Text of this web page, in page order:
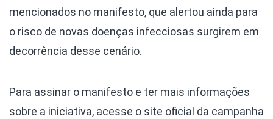
mencionados no manifesto, que alertou ainda para
o risco de novas doenças infecciosas surgirem em
decorrência desse cenário.
Para assinar o manifesto e ter mais informações
sobre a iniciativa, acesse o site oficial da campanha